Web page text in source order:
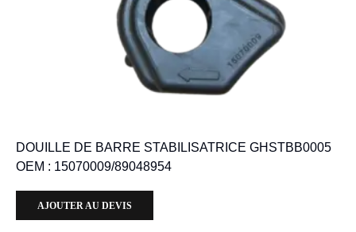
DOUILLE DE BARRE STABILISATRICE GHSTBB0005
OEM : 15070009/89048954
AJOUTER AU DEVIS